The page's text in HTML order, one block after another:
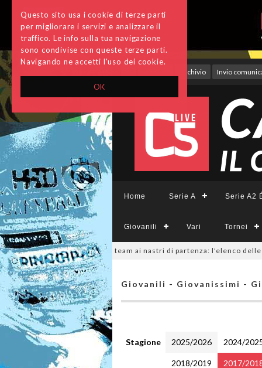
OK
Questo sito usa i cookie di terze parti
per migliorare i servizi e analizzare il
traffico. Le info sulla tua navigazione
sono condivise con queste terze parti.
Navigando ne accetti l'uso dei cookie.
Archivio Invio
Home Serie A Serie A2
Giovanili Vari Tornei
sono 14 i team ai nastri di partenza: l'elenco delle
Giovanili - Giovanissimi -
Stagione 2025/2026 2024/
2018/2019 2017/